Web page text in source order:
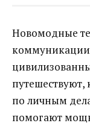
Новомодные
коммуникации
путешествуют,
по личным
помогают